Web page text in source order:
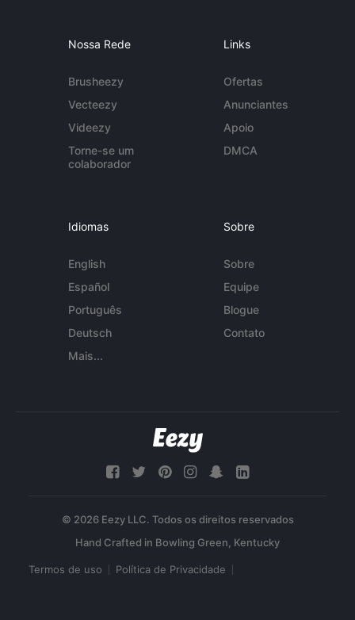
Nossa Rede
Brusheezy
Vecteezy
Videezy
Torne-se um
colaborador
Links
Ofertas
Anunciantes
Apoio
DMCA
Idiomas
English
Español
Português
Deutsch
Mais...
Sobre
Sobre
Equipe
Blogue
Contato
© 2026 Eezy LLC. Todos os direitos reservados
Termos de uso Política de Privacidade